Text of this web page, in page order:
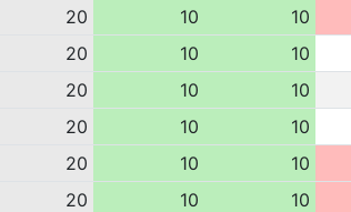
20 10 10
20 10
10
20 10
10
20 10
10
20 10 10
20 10 10